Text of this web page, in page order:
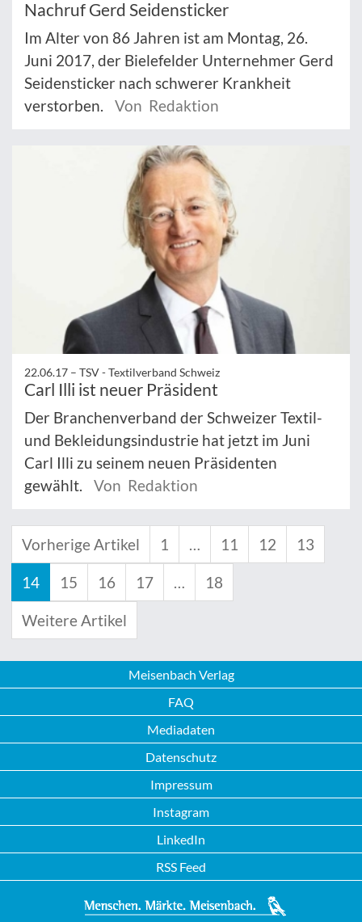
Nachruf Gerd Seidensticker
Im Alter von 86 Jahren ist am Montag, 26.
Juni 2017, der Bielefelder Unternehmer Gerd
Seidensticker nach schwerer Krankheit
verstorben.
Von Redaktion
22.06.17 – TSV - Textilverband Schweiz
Carl Illi ist neuer Präsident
Der Branchenverband der Schweizer Textil-
und Bekleidungsindustrie hat jetzt im Juni
Carl Illi zu seinem neuen Präsidenten
gewählt.
Von Redaktion
Vorherige Artikel 1 … 11 12 13
14 15 16 17 … 18
Weitere Artikel
Meisenbach Verlag
FAQ
Mediadaten
Datenschutz
Impressum
Instagram
LinkedIn
RSS Feed